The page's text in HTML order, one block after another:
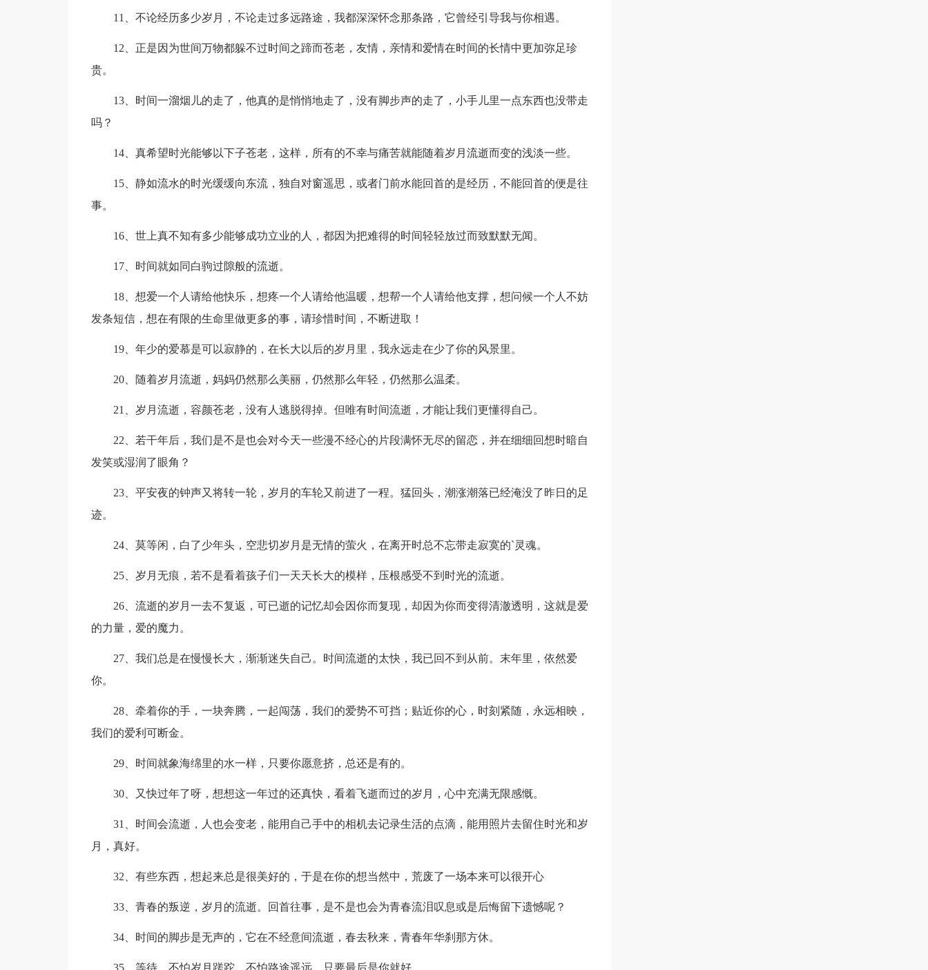
11、不论经历多少岁月，不论走过多远路途，我都深深怀念那条路，它曾经引导我与你相遇。
12、正是因为世间万物都躲不过时间之蹄而苍老，友情，亲情和爱情在时间的长情中更加弥足珍
贵。
13、时间一溜烟儿的走了，他真的是悄悄地走了，没有脚步声的走了，小手儿里一点东西也没带走
吗？
14、真希望时光能够以下子苍老，这样，所有的不幸与痛苦就能随着岁月流逝而变的浅淡一些。
15、静如流水的时光缓缓向东流，独自对窗遥思，或者门前水能回首的是经历，不能回首的便是往
事。
16、世上真不知有多少能够成功立业的人，都因为把难得的时间轻轻放过而致默默无闻。
17、时间就如同白驹过隙般的流逝。
18、想爱一个人请给他快乐，想疼一个人请给他温暖，想帮一个人请给他支撑，想问候一个人不妨
发条短信，想在有限的生命里做更多的事，请珍惜时间，不断进取！
19、年少的爱慕是可以寂静的，在长大以后的岁月里，我永远走在少了你的风景里。
20、随着岁月流逝，妈妈仍然那么美丽，仍然那么年轻，仍然那么温柔。
21、岁月流逝，容颜苍老，没有人逃脱得掉。但唯有时间流逝，才能让我们更懂得自己。
22、若干年后，我们是不是也会对今天一些漫不经心的片段满怀无尽的留恋，并在细细回想时暗自
发笑或湿润了眼角？
23、平安夜的钟声又将转一轮，岁月的车轮又前进了一程。猛回头，潮涨潮落已经淹没了昨日的足
迹。
24、莫等闲，白了少年头，空悲切岁月是无情的萤火，在离开时总不忘带走寂寞的`灵魂。
25、岁月无痕，若不是看着孩子们一天天长大的模样，压根感受不到时光的流逝。
26、流逝的岁月一去不复返，可已逝的记忆却会因你而复现，却因为你而变得清澈透明，这就是爱
的力量，爱的魔力。
27、我们总是在慢慢长大，渐渐迷失自己。时间流逝的太快，我已回不到从前。末年里，依然爱
你。
28、牵着你的手，一块奔腾，一起闯荡，我们的爱势不可挡；贴近你的心，时刻紧随，永远相映，
我们的爱利可断金。
29、时间就象海绵里的水一样，只要你愿意挤，总还是有的。
30、又快过年了呀，想想这一年过的还真快，看着飞逝而过的岁月，心中充满无限感慨。
31、时间会流逝，人也会变老，能用自己手中的相机去记录生活的点滴，能用照片去留住时光和岁
月，真好。
32、有些东西，想起来总是很美好的，于是在你的想当然中，荒废了一场本来可以很开心
33、青春的叛逆，岁月的流逝。回首往事，是不是也会为青春流泪叹息或是后悔留下遗憾呢？
34、时间的脚步是无声的，它在不经意间流逝，春去秋来，青春年华刹那方休。
35、等待，不怕岁月蹉跎，不怕路途遥远，只要最后是你就好。